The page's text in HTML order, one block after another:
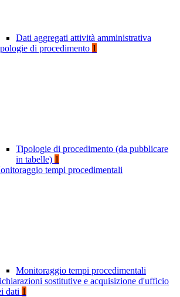
Dati aggregati attività amministrativa
di procedimento 1
Tipologie di procedimento (da pubblicare
in tabelle) 1
tempi procedimentali
Monitoraggio tempi procedimentali
sostitutive e acquisizione d'ufficio
dati 1